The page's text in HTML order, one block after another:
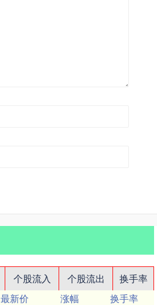
个股流入 个股流出
换手率
最新价 涨幅
换手率